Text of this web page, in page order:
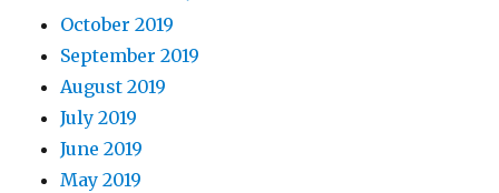
October 2019
September 2019
August 2019
July 2019
June 2019
May 2019